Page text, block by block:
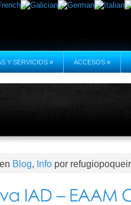
Y SERVICIOS » ACCESOS »
Blog, Info por